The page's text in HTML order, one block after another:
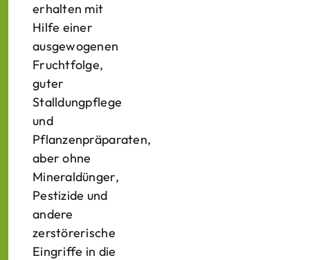
erhalten mit
Hilfe einer
ausgewogenen
Fruchtfolge,
guter
Stalldungpflege
und
Pflanzenpräparaten,
aber ohne
Mineraldünger,
Pestizide und
andere
zerstörerische
Eingriffe in die